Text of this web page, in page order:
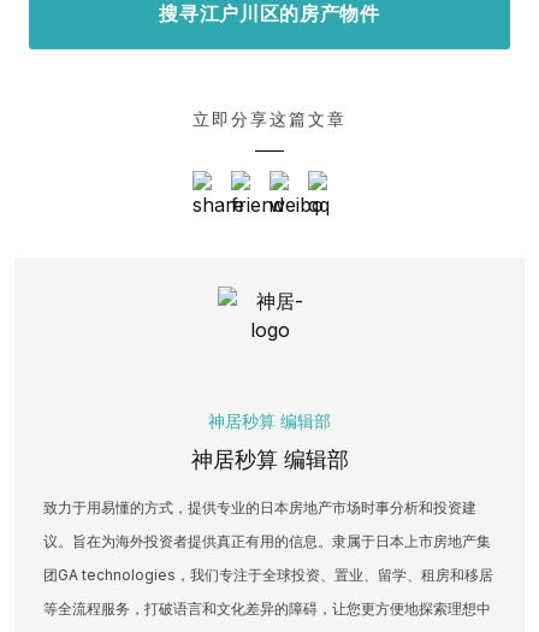
搜寻江户川区的房产物件
立即分享这篇文章
神居秒算 编辑部
神居秒算 编辑部
致力于用易懂的方式，提供专业的日本房地产市场时事分析和投资建
议。旨在为海外投资者提供真正有用的信息。隶属于日本上市房地产集
团GA technologies，我们专注于全球投资、置业、留学、租房和移居
等全流程服务，打破语言和文化差异的障碍，让您更方便地探索理想中